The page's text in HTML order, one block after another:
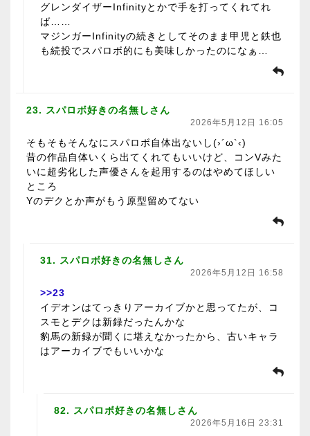
グレンダイザーInfinityとかで手を打ってくれてれ
ば……
マジンガーInfinityの続きとしてそのまま甲児と鉄也
も続投でスパロボ的にも美味しかったのになぁ…
23. スパロボ好きの名無しさん
2026年5月12日 16:05
そもそもそんなにスパロボ自体出ないし(›´ω`‹)
昔の作品自体いくら出てくれてもいいけど、コンVみた
いに超劣化した声優さんを起用するのはやめてほしい
ところ
Yのデクとか声がもう原型留めてない
31. スパロボ好きの名無しさん
2026年5月12日 16:58
>>23
イデオンはてっきりアーカイブかと思ってたが、コ
スモとデクは新録だったんかな
豹馬の新録が聞くに堪えなかったから、古いキャラ
はアーカイブでもいいかな
82. スパロボ好きの名無しさん
2026年5月16日 23:31